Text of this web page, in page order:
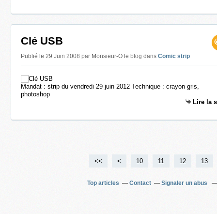
Clé USB
Publié le 29 Juin 2008 par Monsieur-O le blog dans Comic strip
Mandat : strip du vendredi 29 juin 2012 Technique : crayon gris,
photoshop
Lire la
<< < 10 11 12 13
Top articles Contact Signaler un abus